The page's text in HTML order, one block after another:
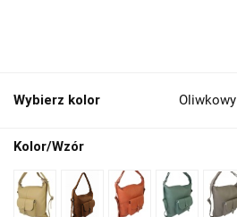
Wybierz kolor Oliwkowy
Kolor/Wzór